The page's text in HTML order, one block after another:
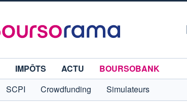
IMPÔTS ACTU
BOURSOBANK
SCPI Crowdfunding Simulateurs